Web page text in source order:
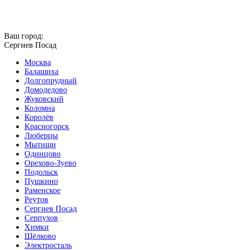
Ваш город:
Сергиев Посад
Москва
Балашиха
Долгопрудный
Домодедово
Жуковский
Коломна
Королёв
Красногорск
Люберцы
Мытищи
Одинцово
Орехово-Зуево
Подольск
Пушкино
Раменское
Реутов
Сергиев Посад
Серпухов
Химки
Щёлково
Электросталь